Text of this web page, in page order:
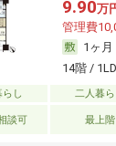
9.90万
管理費
1ヶ月
14階 /
し 二人暮ら
談可 最上階